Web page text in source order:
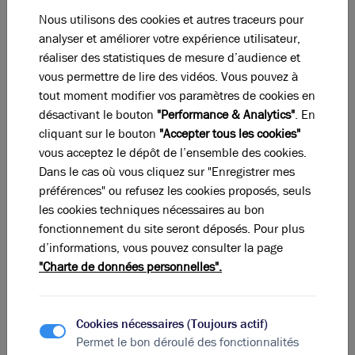
professionnel de type SCPI, assureur ou fonds de
pension – afin de concilier ses intérêts et ceux de
l’entreprise locataire. L’attractivité et le dynamisme
des territoires d’implantation, la zone de chalandise,
les prix au m², les tendances qui animent les marchés
(tertiaires, commerciaux ou logistiques) sont autant
d’éléments que les collaborateurs d’Arthur Loyd-Brice
Robert pourront utiliser en faveur de leurs clients.
L’expérience de notre agence en matière de
renégociation de baux permet à nos collaborateurs de
faire bénéficier propriétaires et entreprises d’une
solide expertise juridique et technique. Nombre de
sociétés – grands comptes, PME ou start-ups – ont
ainsi fait le choix de recourir à Arthur Loyd-Brice
cadre de leur contrat de bail.
Lorsqu’il est question de bail professionnel
Nous utilisons des cookies et autres traceurs pour
analyser et améliorer votre expérience utilisateur,
réaliser des statistiques de mesure d’audience et
vous permettre de lire des vidéos. Vous pouvez à
tout moment modifier vos paramètres de cookies en
désactivant le bouton "Performance & Analytics". En
cliquant sur le bouton "Accepter tous les cookies"
vous acceptez le dépôt de l’ensemble des cookies.
Dans le cas où vous cliquez sur "Enregistrer mes
préférences" ou refusez les cookies proposés, seuls
les cookies techniques nécessaires au bon
fonctionnement du site seront déposés. Pour plus
d’informations, vous pouvez consulter la page
"Charte de données personnelles".
Cookies nécessaires (Toujours actif)
Permet le bon déroulé des fonctionnalités